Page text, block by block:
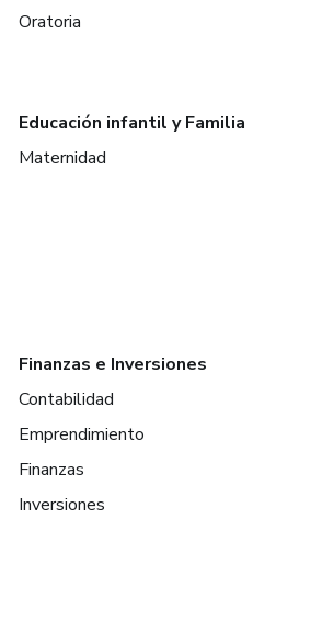
Oratoria
Educación infantil y Familia
Maternidad
Finanzas e Inversiones
Contabilidad
Emprendimiento
Finanzas
Inversiones